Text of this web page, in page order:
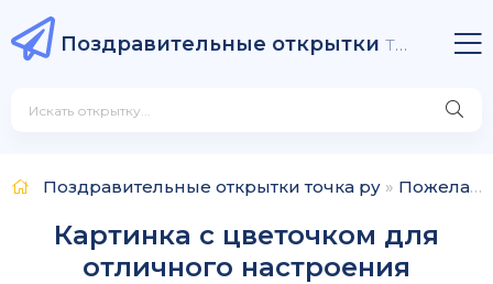
Поздравительные открытки точка ру
Поздравительные открытки точка ру » Пожелания
Картинка с цветочком для
отличного настроения